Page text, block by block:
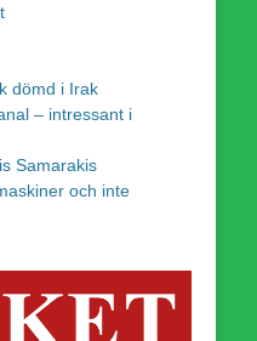
dömd i Irak
– intressant i
Samarakis
och inte